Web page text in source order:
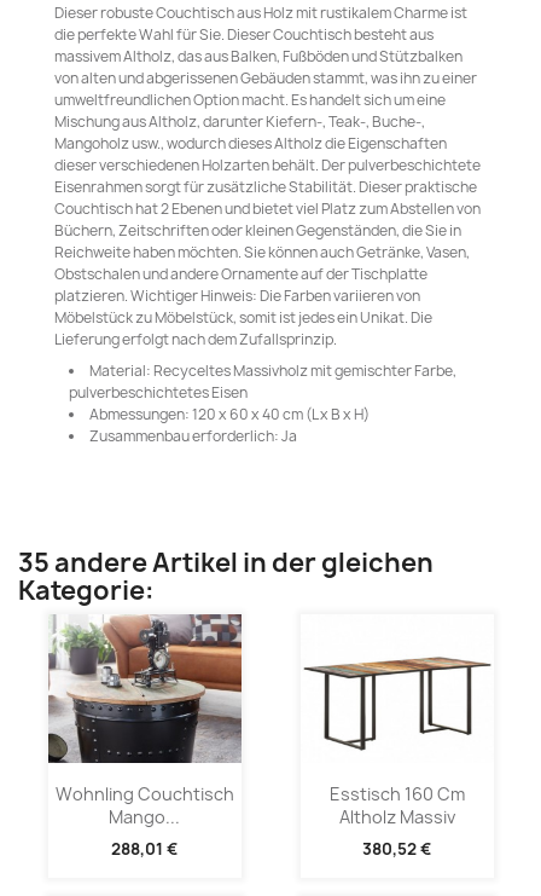
Dieser robuste Couchtisch aus Holz mit rustikalem Charme ist
die perfekte Wahl für Sie. Dieser Couchtisch besteht aus
massivem Altholz, das aus Balken, Fußböden und Stützbalken
von alten und abgerissenen Gebäuden stammt, was ihn zu einer
umweltfreundlichen Option macht. Es handelt sich um eine
Mischung aus Altholz, darunter Kiefern-, Teak-, Buche-,
Mangoholz usw., wodurch dieses Altholz die Eigenschaften
dieser verschiedenen Holzarten behält. Der pulverbeschichtete
Eisenrahmen sorgt für zusätzliche Stabilität. Dieser praktische
Couchtisch hat 2 Ebenen und bietet viel Platz zum Abstellen von
Büchern, Zeitschriften oder kleinen Gegenständen, die Sie in
Reichweite haben möchten. Sie können auch Getränke, Vasen,
Obstschalen und andere Ornamente auf der Tischplatte
platzieren. Wichtiger Hinweis: Die Farben variieren von
Möbelstück zu Möbelstück, somit ist jedes ein Unikat. Die
Lieferung erfolgt nach dem Zufallsprinzip.
Material: Recyceltes Massivholz mit gemischter Farbe,
pulverbeschichtetes Eisen
Abmessungen: 120 x 60 x 40 cm (L x B x H)
Zusammenbau erforderlich: Ja
35 andere Artikel in der gleichen
Kategorie:
Wohnling Couchtisch
Mango...
288,01 €
Esstisch 160 Cm
Altholz Massiv
380,52 €